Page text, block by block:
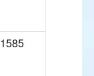
1585